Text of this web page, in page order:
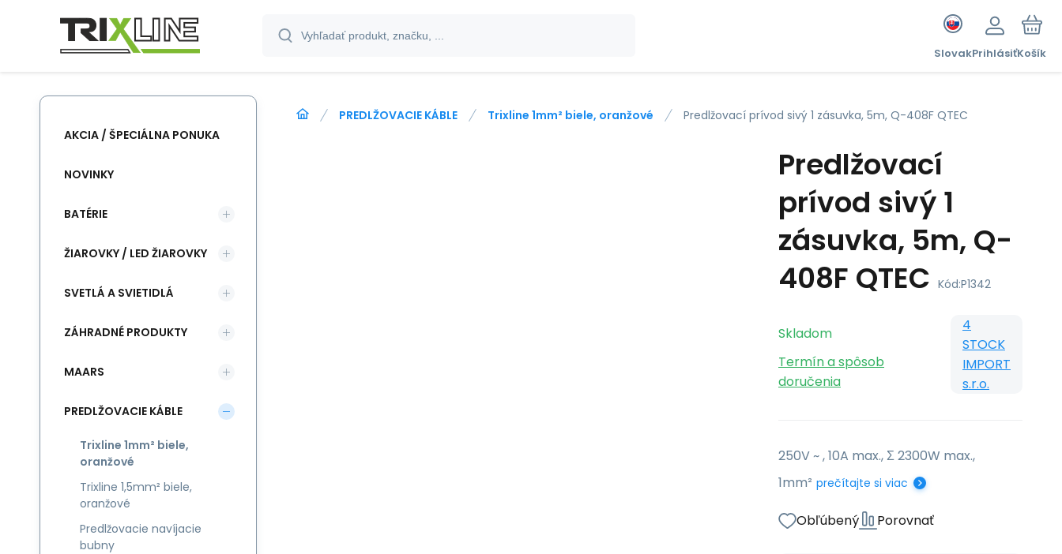
SlovakPrihlásiťKošík
PREDLŽOVACIE KÁBLE Trixline 1mm² biele, oranžové Predlžovací prívod sivý 1 zásuvka, 5m, Q-408F QTEC
Predlžovací
prívod sivý 1
zásuvka, 5m, Q-
408F QTEC Kód:P1342
Skladom
Termín a spôsob
doručenia
4
STOCK
IMPORT
s.r.o.
250V ~ , 10A max., Σ 2300W max.,
1mm² prečítajte si viac
Obľúbený Porovnať
AKCIA / ŠPECIÁLNA PONUKA
NOVINKY
BATÉRIE
ŽIAROVKY / LED ŽIAROVKY
SVETLÁ A SVIETIDLÁ
ZÁHRADNÉ PRODUKTY
MAARS
PREDLŽOVACIE KÁBLE
Trixline 1mm² biele,
oranžové
Trixline 1,5mm² biele,
oranžové
Predlžovacie navíjacie
bubny